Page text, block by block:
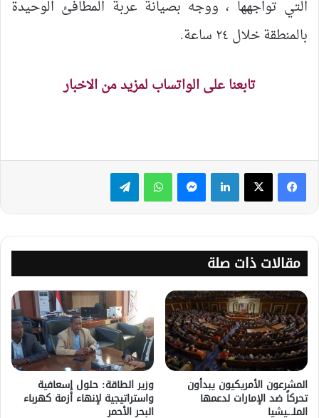
التي تواجهها ، ووجه بصيانة عربة المطافئ الوحيدة
بالمنطقة خلال ٢٤ ساعة.
تابعنا على الواتساب لمزيد من الاخبار
لينكدإن ماسنجر واتساب تيلقرام
مقالات ذات صلة
المشرعون الأمريكيون يبدأون
تحركاً ضد الإمارات لدعمها
الملـ.ـيشيا
وزير الطاقة: حلول إسعافية
واستراتيجية لإنهاء أزمة كهرباء
البحر الأحمر